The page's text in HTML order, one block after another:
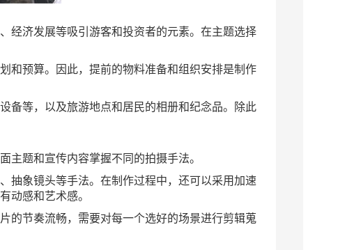
经济发展等吸引游客和投资者的元素。在主题选择
和预算。因此，提前的物料准备和组织安排是制作
备等，以及旅游地点和居民的相册和纪念品。除此
主题和宣传内容掌握不同的拍摄手法。
抽象镜头等手法。在制作过程中，还可以采用加速
动感和艺术感。
的节奏流畅，需要对每一个选好的场景进行剪辑蒐